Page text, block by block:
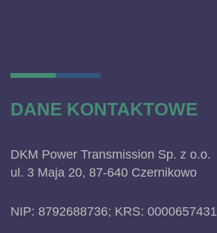
DANE KONTAKTOWE
DKM Power Transmission Sp. z o.o.
ul. 3 Maja 20, 87-640 Czernikowo
NIP: 8792688736; KRS: 0000657431